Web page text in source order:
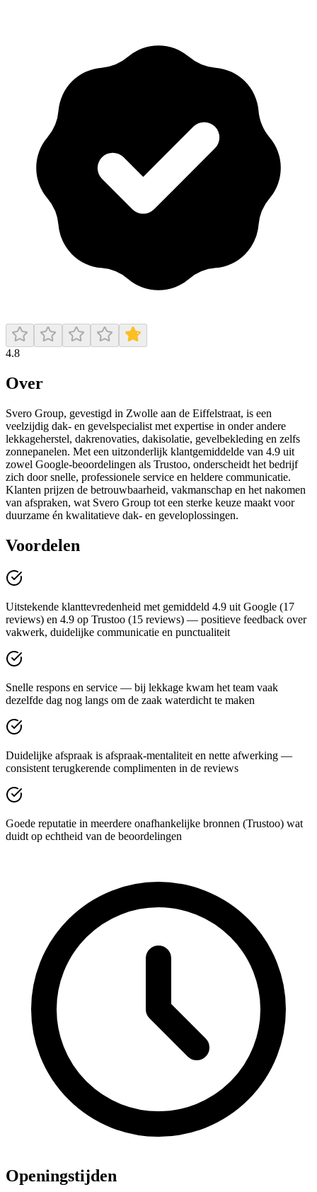
4.8
Over
Svero Group, gevestigd in Zwolle aan de Eiffelstraat, is een
veelzijdig dak- en gevelspecialist met expertise in onder andere
lekkageherstel, dakrenovaties, dakisolatie, gevelbekleding en zelfs
zonnepanelen. Met een uitzonderlijk klantgemiddelde van 4.9 uit
zowel Google-beoordelingen als Trustoo, onderscheidt het bedrijf
zich door snelle, professionele service en heldere communicatie.
Klanten prijzen de betrouwbaarheid, vakmanschap en het nakomen
van afspraken, wat Svero Group tot een sterke keuze maakt voor
duurzame én kwalitatieve dak- en geveloplossingen.
Voordelen
Uitstekende klanttevredenheid met gemiddeld 4.9 uit Google (17
reviews) en 4.9 op Trustoo (15 reviews) — positieve feedback over
vakwerk, duidelijke communicatie en punctualiteit
Snelle respons en service — bij lekkage kwam het team vaak
dezelfde dag nog langs om de zaak waterdicht te maken
Duidelijke afspraak is afspraak-mentaliteit en nette afwerking —
consistent terugkerende complimenten in de reviews
Goede reputatie in meerdere onafhankelijke bronnen (Trustoo) wat
duidt op echtheid van de beoordelingen
Openingstijden